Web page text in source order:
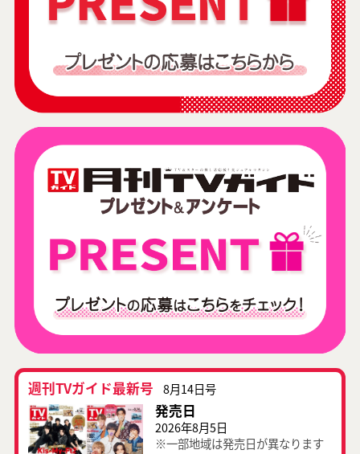
週刊TVガイド最新号 8月14日号
発売日
2026年8月5日
※一部地域は発売日が異なります